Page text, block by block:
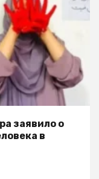
заявило о
в